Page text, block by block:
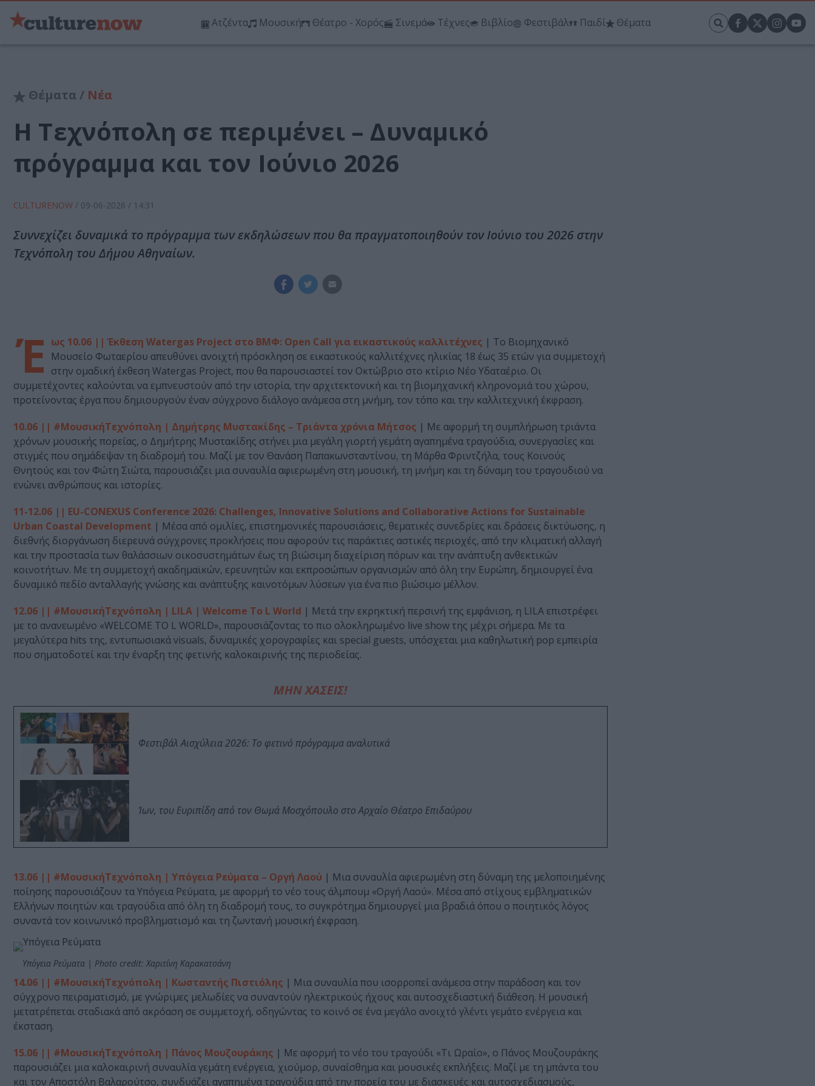
Ατζέντα Μουσική Θέατρο - Χορός Σινεμά Τέχνες Βιβλίο Φεστιβάλ Παιδί Θέματα
Θέματα / Νέα
Η Τεχνόπολη σε περιμένει – Δυναμικό
πρόγραμμα και τον Ιούνιο 2026
CULTURENOW / 09-06-2026 / 14:31
Συννεχίζει δυναμικά το πρόγραμμα των εκδηλώσεων που θα πραγματοποιηθούν τον Ιούνιο του 2026 στην
Τεχνόπολη του Δήμου Αθηναίων.
Έ ως 10.06 || Έκθεση Watergas Project στο ΒΜΦ: Open Call για εικαστικούς καλλιτέχνες | Το Βιομηχανικό
Μουσείο Φωταερίου απευθύνει ανοιχτή πρόσκληση σε εικαστικούς καλλιτέχνες ηλικίας 18 έως 35 ετών για συμμετοχή
στην ομαδική έκθεση Watergas Project, που θα παρουσιαστεί τον Οκτώβριο στο κτίριο Νέο Υδαταέριο. Οι
συμμετέχοντες καλούνται να εμπνευστούν από την ιστορία, την αρχιτεκτονική και τη βιομηχανική κληρονομιά του χώρου,
προτείνοντας έργα που δημιουργούν έναν σύγχρονο διάλογο ανάμεσα στη μνήμη, τον τόπο και την καλλιτεχνική έκφραση.
10.06 || #ΜουσικήΤεχνόπολη | Δημήτρης Μυστακίδης – Τριάντα χρόνια Μήτσος | Με αφορμή τη συμπλήρωση τριάντα
χρόνων μουσικής πορείας, ο Δημήτρης Μυστακίδης στήνει μια μεγάλη γιορτή γεμάτη αγαπημένα τραγούδια, συνεργασίες και
στιγμές που σημάδεψαν τη διαδρομή του. Μαζί με τον Θανάση Παπακωνσταντίνου, τη Μάρθα Φριντζήλα, τους Κοινούς
Θνητούς και τον Φώτη Σιώτα, παρουσιάζει μια συναυλία αφιερωμένη στη μουσική, τη μνήμη και τη δύναμη του τραγουδιού να
ενώνει ανθρώπους και ιστορίες.
11-12.06 || EU-CONEXUS Conference 2026: Challenges, Innovative Solutions and Collaborative Actions for Sustainable
Urban Coastal Development | Μέσα από ομιλίες, επιστημονικές παρουσιάσεις, θεματικές συνεδρίες και δράσεις δικτύωσης, η
διεθνής διοργάνωση διερευνά σύγχρονες προκλήσεις που αφορούν τις παράκτιες αστικές περιοχές, από την κλιματική αλλαγή
και την προστασία των θαλάσσιων οικοσυστημάτων έως τη βιώσιμη διαχείριση πόρων και την ανάπτυξη ανθεκτικών
κοινοτήτων. Με τη συμμετοχή ακαδημαϊκών, ερευνητών και εκπροσώπων οργανισμών από όλη την Ευρώπη, δημιουργεί ένα
δυναμικό πεδίο ανταλλαγής γνώσης και ανάπτυξης καινοτόμων λύσεων για ένα πιο βιώσιμο μέλλον.
12.06 || #ΜουσικήΤεχνόπολη | LILA | Welcome To L World | Μετά την εκρηκτική περσινή της εμφάνιση, η LILA επιστρέφει
με το ανανεωμένο «WELCOME TO L WORLD», παρουσιάζοντας το πιο ολοκληρωμένο live show της μέχρι σήμερα. Με τα
μεγαλύτερα hits της, εντυπωσιακά visuals, δυναμικές χορογραφίες και special guests, υπόσχεται μια καθηλωτική pop εμπειρία
που σηματοδοτεί και την έναρξη της φετινής καλοκαιρινής της περιοδείας.
ΜΗΝ ΧΑΣΕΙΣ!
Φεστιβάλ Αισχύλεια 2026: Το φετινό πρόγραμμα αναλυτικά
Ίων, του Ευριπίδη από τον Θωμά Μοσχόπουλο στο Αρχαίο Θέατρο Επιδαύρου
13.06 || #ΜουσικήΤεχνόπολη | Υπόγεια Ρεύματα – Οργή Λαού | Μια συναυλία αφιερωμένη στη δύναμη της μελοποιημένης
ποίησης παρουσιάζουν τα Υπόγεια Ρεύματα, με αφορμή το νέο τους άλμπουμ «Οργή Λαού». Μέσα από στίχους εμβληματικών
Ελλήνων ποιητών και τραγούδια από όλη τη διαδρομή τους, το συγκρότημα δημιουργεί μια βραδιά όπου ο ποιητικός λόγος
συναντά τον κοινωνικό προβληματισμό και τη ζωντανή μουσική έκφραση.
Υπόγεια Ρεύματα | Photo credit: Χαριτίνη Καρακατσάνη
14.06 || #ΜουσικήΤεχνόπολη | Κωσταντής Πιστιόλης | Μια συναυλία που ισορροπεί ανάμεσα στην παράδοση και τον
σύγχρονο πειραματισμό, με γνώριμες μελωδίες να συναντούν ηλεκτρικούς ήχους και αυτοσχεδιαστική διάθεση. Η μουσική
μετατρέπεται σταδιακά από ακρόαση σε συμμετοχή, οδηγώντας το κοινό σε ένα μεγάλο ανοιχτό γλέντι γεμάτο ενέργεια και
έκσταση.
15.06 || #ΜουσικήΤεχνόπολη | Πάνος Μουζουράκης | Με αφορμή το νέο του τραγούδι «Τι Ωραίο», ο Πάνος Μουζουράκης
παρουσιάζει μια καλοκαιρινή συναυλία γεμάτη ενέργεια, χιούμορ, συναίσθημα και μουσικές εκπλήξεις. Μαζί με τη μπάντα του
και τον Αποστόλη Βαλαρούτσο, συνδυάζει αγαπημένα τραγούδια από την πορεία του με διασκευές και αυτοσχεδιασμούς,